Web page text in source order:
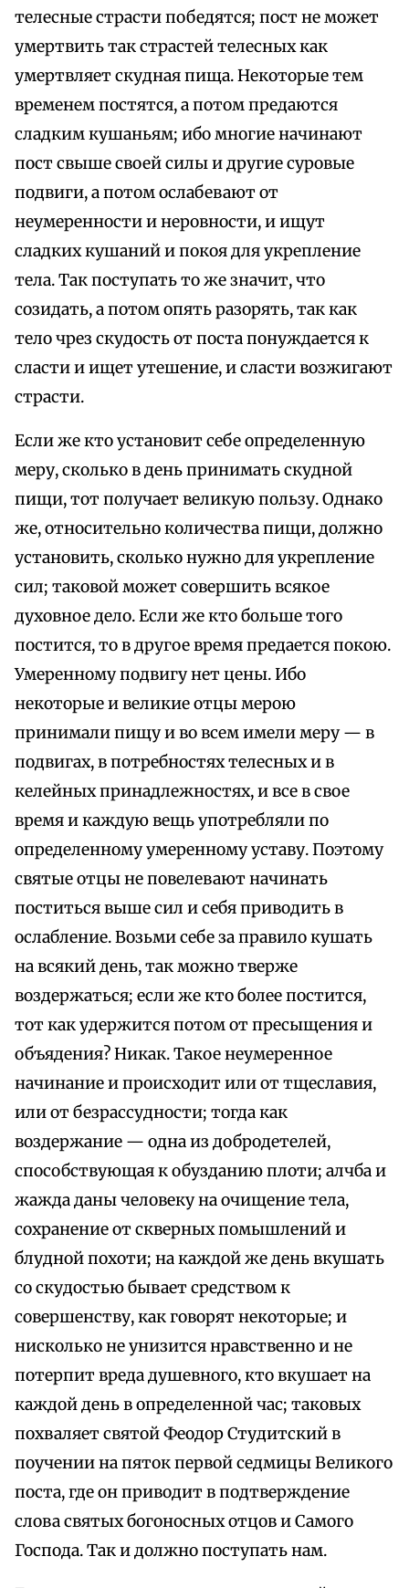
телесные страсти победятся; пост не может
умертвить так страстей телесных как
умертвляет скудная пища. Некоторые тем
временем постятся, а потом предаются
сладким кушаньям; ибо многие начинают
пост свыше своей силы и другие суровые
подвиги, а потом ослабевают от
неумеренности и неровности, и ищут
сладких кушаний и покоя для укрепление
тела. Так поступать то же значит, что
созидать, а потом опять разорять, так как
тело чрез скудость от поста понуждается к
сласти и ищет утешение, и сласти возжигают
страсти.
Если же кто установит себе определенную
меру, сколько в день принимать скудной
пищи, тот получает великую пользу. Однако
же, относительно количества пищи, должно
установить, сколько нужно для укрепление
сил; таковой может совершить всякое
духовное дело. Если же кто больше того
постится, то в другое время предается покою.
Умеренному подвигу нет цены. Ибо
некоторые и великие отцы мерою
принимали пищу и во всем имели меру — в
подвигах, в потребностях телесных и в
келейных принадлежностях, и все в свое
время и каждую вещь употребляли по
определенному умеренному уставу. Поэтому
святые отцы не повелевают начинать
поститься выше сил и себя приводить в
ослабление. Возьми себе за правило кушать
на всякий день, так можно тверже
воздержаться; если же кто более постится,
тот как удержится потом от пресыщения и
объядения? Никак. Такое неумеренное
начинание и происходит или от тщеславия,
или от безрассудности; тогда как
воздержание — одна из добродетелей,
способствующая к обузданию плоти; алчба и
жажда даны человеку на очищение тела,
сохранение от скверных помышлений и
блудной похоти; на каждой же день вкушать
со скудостью бывает средством к
совершенству, как говорят некоторые; и
нисколько не унизится нравственно и не
потерпит вреда душевного, кто вкушает на
каждой день в определенной час; таковых
похваляет святой Феодор Студитский в
поучении на пяток первой седмицы Великого
поста, где он приводит в подтверждение
слова святых богоносных отцов и Самого
Господа. Так и должно поступать нам.